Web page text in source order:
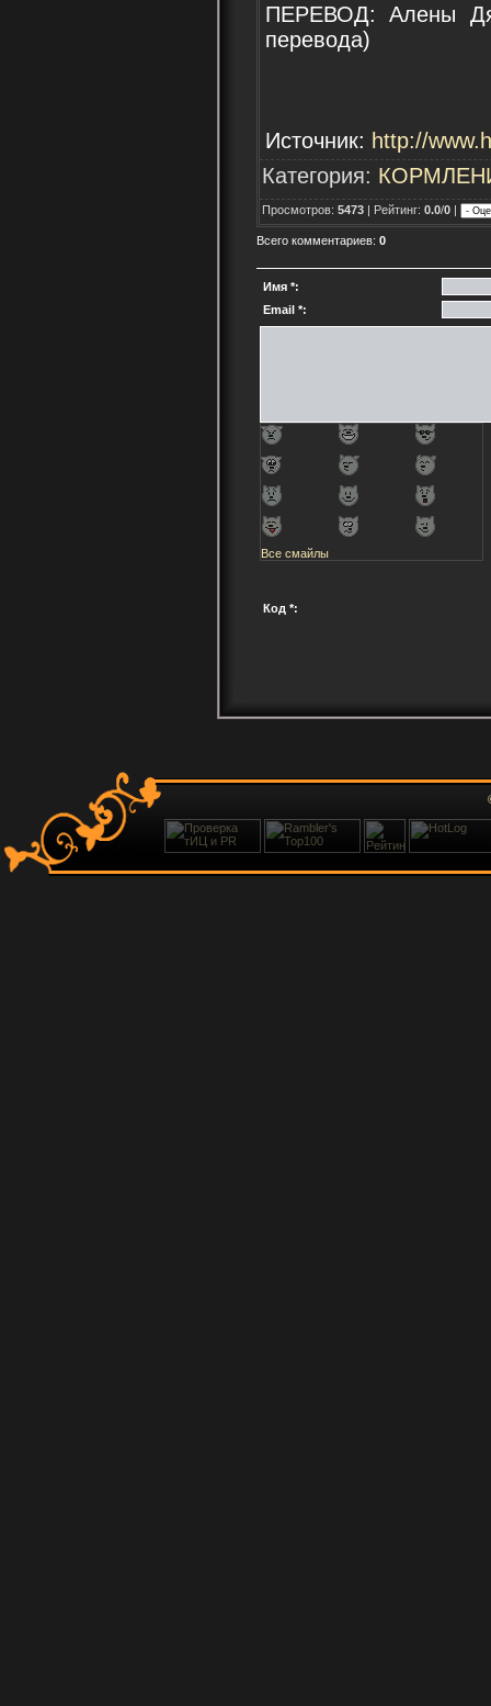
ПЕРЕВОД: Алены
перевода)
Источник: http://
Категория:
Просмотров: 5473 | Рейтинг: 0.0/0 |
Всего комментариев: 0
Имя *:
Email *:
Все смайлы
Код *: